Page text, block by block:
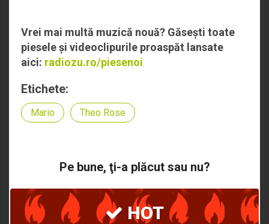
Vrei mai multă muzică nouă? Găsești toate
piesele și videoclipurile proaspăt lansate
aici: radiozu.ro/piesenoi
Etichete:
Mario Theo Rose
Pe bune, ţi-a plăcut sau nu?
HOT